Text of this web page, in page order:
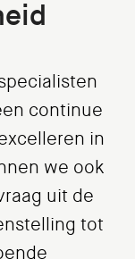
continue
in
we ook
uit de
tot